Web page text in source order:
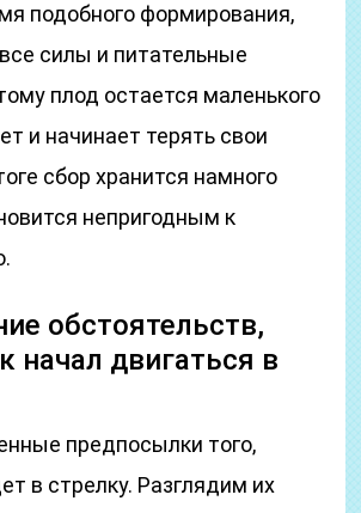
подобного формирования,
силы и питательные
плод остается маленького
и начинает терять свои
сбор хранится намного
непригодным к
обстоятельств,
начал двигаться в
предпосылки того,
в стрелку. Разглядим их